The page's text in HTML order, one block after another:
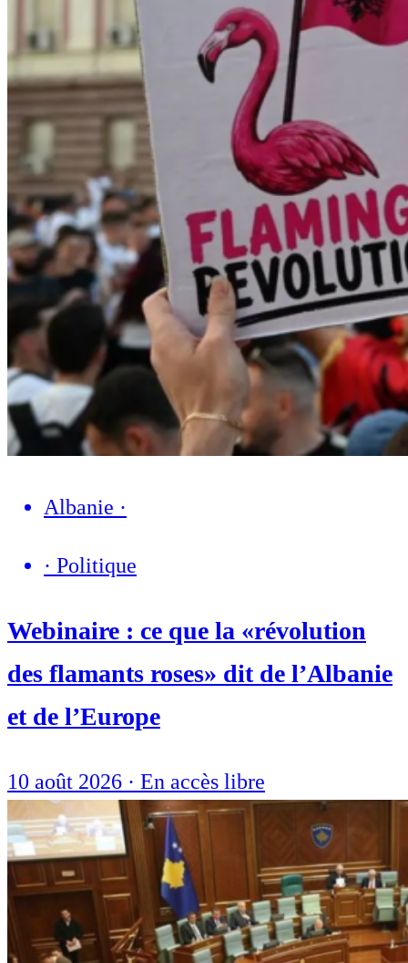
Albanie ·
· Politique
Webinaire : ce que la «révolution
des flamants roses» dit de l’Albanie
et de l’Europe
10 août 2026 · En accès libre